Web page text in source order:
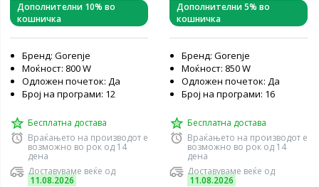
Дополнителни 10% во
кошничка
Бренд: Gorenje
Моќност: 800 W
Одложен почеток: Да
Број на програми: 12
Бесплатна достава
Враќањето на производот е
возможно во рок од 14
дена
Доставуваме веќе од
11.08.2026
Дополнителни 5% во
кошничка
Бренд: Gorenje
Моќност: 850 W
Одложен почеток: Да
Број на програми: 16
Бесплатна достава
Враќањето на производот е
возможно во рок од 14
дена
Доставуваме веќе од
11.08.2026